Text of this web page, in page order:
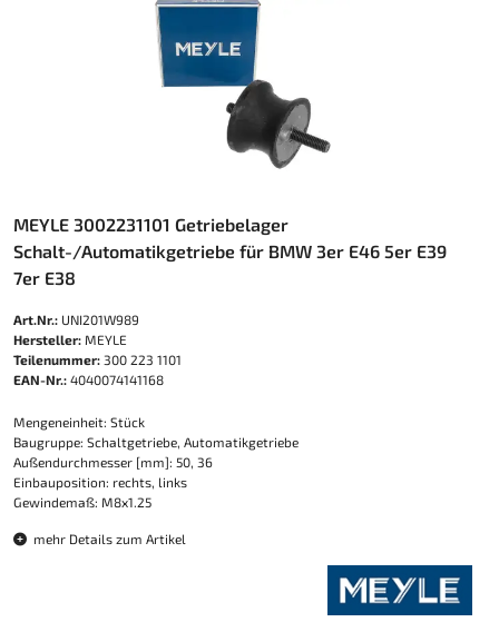
MEYLE 3002231101 Getriebelager
Schalt-/Automatikgetriebe für BMW 3er E46 5er E39
7er E38
Art.Nr.: UNI201W989
Hersteller: MEYLE
Teilenummer: 300 223 1101
EAN-Nr.: 4040074141168
Mengeneinheit: Stück
Baugruppe: Schaltgetriebe, Automatikgetriebe
Außendurchmesser [mm]: 50, 36
Einbauposition: rechts, links
Gewindemaß: M8x1.25
mehr Details zum Artikel